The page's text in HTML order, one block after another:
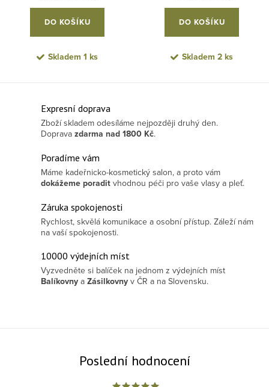
DO KOŠÍKU
Skladem 1 ks
DO KOŠÍKU
Skladem 2 ks
Ovládací prvky výpisu
Expresní doprava
Zboží skladem odesíláme nejpozději druhý den.
Doprava zdarma nad 1800 Kč.
Poradíme vám
Máme kadeřnicko-kosmetický salon, a proto vám
dokážeme poradit vhodnou péči pro vaše vlasy a pleť.
Záruka spokojenosti
Rychlost, skvělá komunikace a osobní přístup. Záleží nám
na vaší spokojenosti.
10000 výdejních míst
Vyzvedněte si balíček na jednom z výdejních míst
Balíkovny a Zásilkovny v ČR a na Slovensku.
Poslední hodnocení